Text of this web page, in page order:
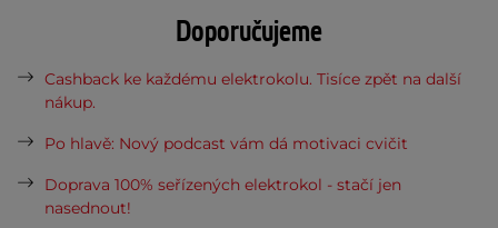
Doporučujeme
Cashback ke každému elektrokolu. Tisíce zpět na další
nákup.
Po hlavě: Nový podcast vám dá motivaci cvičit
Doprava 100% seřízených elektrokol - stačí jen
nasednout!